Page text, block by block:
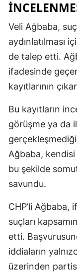
Veli Ağbaba,
aydınlatılması
de talep etti.
ifadesinde
kayıtlarının
Bu kayıtların
görüşme ya da
Ağbaba, kendisi
bu şekilde
savundu.
CHP’li
suçları
etti.
iddiaların
üzerinden